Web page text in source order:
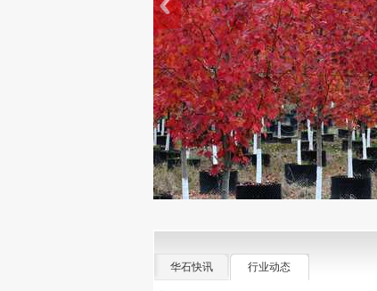
华石快讯 行业动态